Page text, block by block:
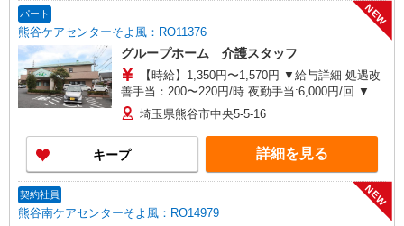
パート
熊谷ケアセンターそよ風：RO11376
NEW
グループホーム 介護スタッフ
【時給】1,350円〜1,570円 ▼給与詳細 処遇改
善手当：200〜220円/時 夜勤手当:6,000円/回 ▼下
記別途支給 通勤手当 年末年始手当：380円/時 寸
志あり：年2回（6月・12月） ※業績による ※処
遇改善手当は試用期間中(3ヶ月)は支給なし
埼玉県熊谷市中央5-5-16
キープ 詳細を見る
契約社員
熊谷南ケアセンターそよ風：RO14979
NEW